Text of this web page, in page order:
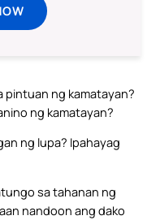
pintuan ng kamatayan?
ng kamatayan?
ng lupa? Ipahayag
sa tahanan ng
nandoon ang dako